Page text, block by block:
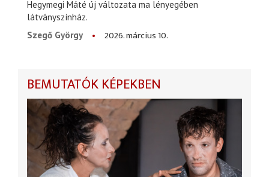
Hegymegi Máté új változata ma lényegében
látványszínház.
Szegő György
2026. március 10.
BEMUTATÓK KÉPEKBEN